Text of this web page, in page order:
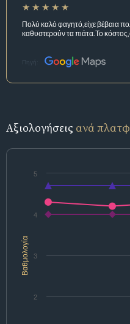
Πολύ καλό φαγητό,είχε βέβαια
καθυστερούν τα πιάτα.Το
Πηγή:
Αξιολογήσεις ανά
Βαθμολογία
2
3
4
5